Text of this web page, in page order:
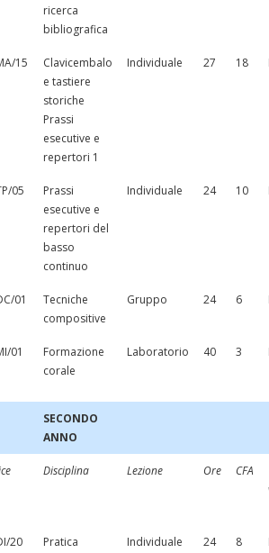
ricerca
bibliografica
15
Clavicembalo
e tastiere
storiche
Prassi
esecutive e
repertori 1
Individuale 27 18
05
Prassi
esecutive e
repertori del
basso
continuo
Individuale 24 10
01
Tecniche
compositive
Gruppo 24 6
01
Formazione
corale
Laboratorio 40 3
SECONDO
ANNO
Disciplina Lezione Ore CFA
20 Pratica Individuale 24 8